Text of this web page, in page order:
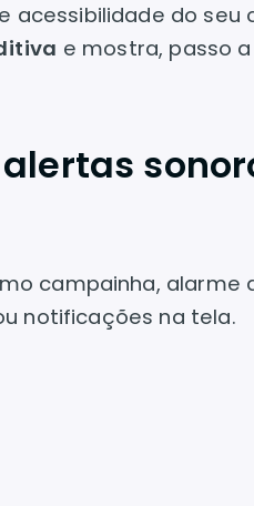
acessibilidade do seu
e mostra, passo
campainha, alarme
notificações na tela.